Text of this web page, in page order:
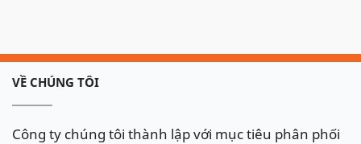
VỀ CHÚNG TÔI
Công ty chúng tôi thành lập với mục tiêu phân phối